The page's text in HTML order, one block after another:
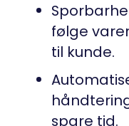
følge
til kunde.
spare tid.